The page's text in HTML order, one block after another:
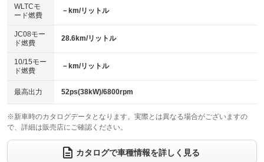
センターデフロック
：装備なし
電動格納ミラー
：装備あり
エアロ
：装備なし
ローダウン
：装備なし
ベンチシート
：装備あり
チップアップシート
：装備なし
電動格納サードシート
：装備なし シートヒーター
：装備なし
ウォークスルー
電動リアゲート フロントカメラ
：装備あり
WLTCモ
ード燃費
－km/リットル
JC08モー
ド燃費
28.6km/リットル
10/15モー
ド燃費
－km/リットル
最高出力 52ps(38kW)/6800rpm
※新車時のカタログデータとなります。実際とは異なる場合がございますの
で、詳細は販売店にご確認ください。
カタログで車種情報を詳しく見る